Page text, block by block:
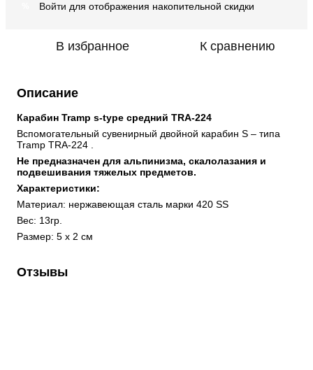
Войти для отображения накопительной скидки
В избранное К сравнению
Описание
Карабин Tramp s-type средний TRA-224
Вспомогательный сувенирный двойной карабин S – типа
Tramp TRA-224 .
Не предназначен для альпинизма, скалолазания и
подвешивания тяжелых предметов.
Характеристики:
Материал: нержавеющая сталь марки 420 SS
Вес: 13гр.
Размер: 5 х 2 см
Отзывы